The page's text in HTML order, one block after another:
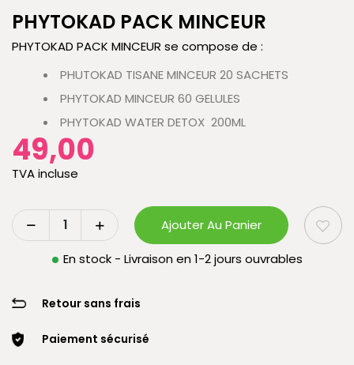
PHYTOKAD PACK MINCEUR
PHYTOKAD PACK MINCEUR se compose de :
PHUTOKAD TISANE MINCEUR 20 SACHETS
PHYTOKAD MINCEUR 60 GELULES
PHYTOKAD WATER DETOX 200ML
49,00
TVA incluse
Ajouter Au Panier
En stock - Livraison en 1-2 jours ouvrables
Retour sans frais
Paiement sécurisé